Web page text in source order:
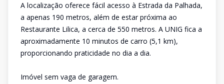
A localização oferece fácil acesso à Estrada da Palhada,
a apenas 190 metros, além de estar próxima ao
Restaurante Lilica, a cerca de 550 metros. A UNIG fica a
aproximadamente 10 minutos de carro (5,1 km),
proporcionando praticidade no dia a dia.
Imóvel sem vaga de garagem.